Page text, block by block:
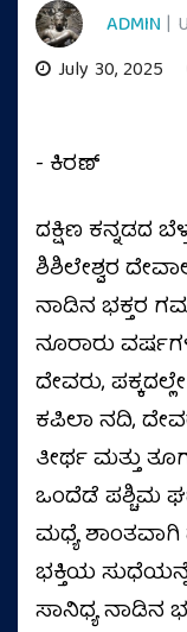
ADMIN |
July 30, 2025
- ಕಿರಣ್
ದಕ್ಷಿಣ ಕನ್ನಡದ
ಶಿಶಿಲೇಶ್ವರ
ನಾಡಿನ ಭಕ್ತರ
ನೂರಾರು
ದೇವರು,
ಕಪಿಲಾ ನದಿ,
ತೀರ್ಥ ಮತ್ತು
ಒಂದೆಡೆ ಪಶ್ಚಿಮ
ಮಧ್ಯೆ
ಭಕ್ತಿಯ
ಸಾನಿಧ್ಯ ನಾಡಿನ